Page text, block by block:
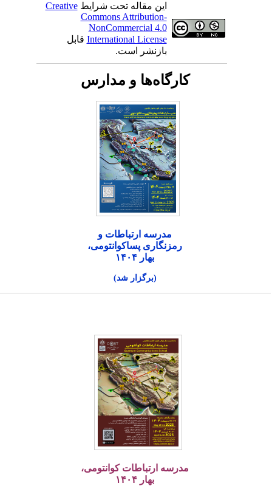
این مقاله تحت شرایطCreative
Commons Attribution-
NonCommercial 4.0
International Licenseقابل
بازنشر است.
کارگاه‌ها و مدارس
مدرسه ارتباطات و
رمزنگاری پساکوانتومی،
بهار ۱۴۰۴
(برگزار شد)
مدرسه ارتباطات کوانتومی،
بهار ۱۴۰۴